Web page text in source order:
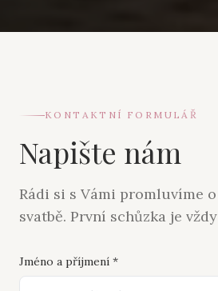
KONTAKTNÍ FORMULÁŘ
Napište nám
Rádi si s Vámi promluvíme
svatbě. První schůzka je
Jméno a příjmení *